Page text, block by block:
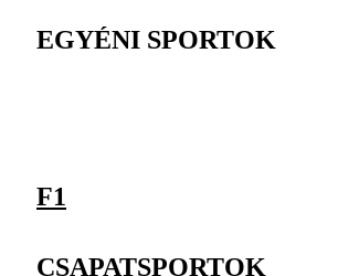
EGYÉNI SPORTOK
F1
CSAPATSPORTOK